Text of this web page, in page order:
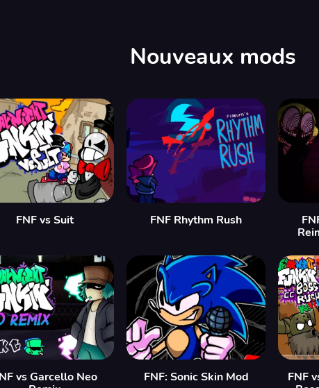
Nouveaux mods
FNF vs Suit FNF Rhythm Rush
vs Garcello Neo
FNF: Sonic Skin Mod
FNF